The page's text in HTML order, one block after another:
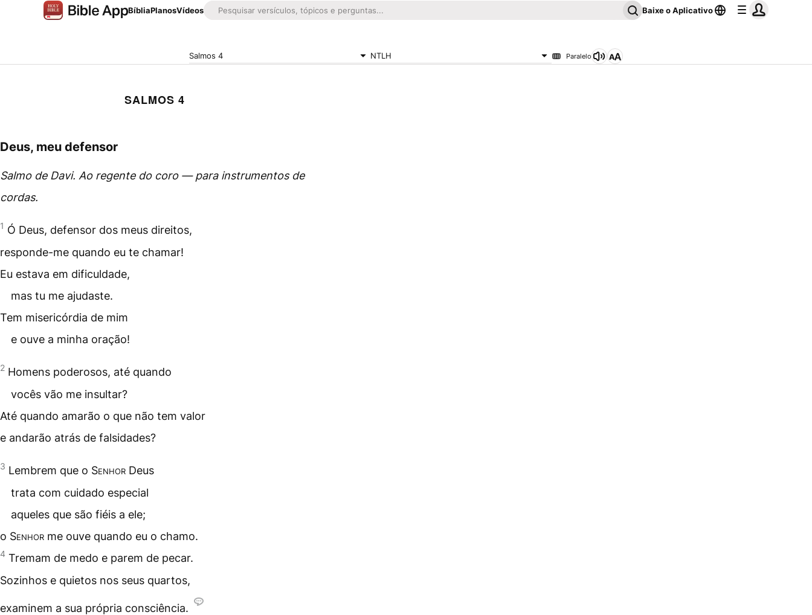
BíbliaPlanosVídeos Baixe o Aplicativo
Salmos 4 NTLH Paralelo
SALMOS 4
Deus, meu defensor
Salmo de Davi. Ao regente do coro — para instrumentos de
cordas.
1 Ó Deus, defensor dos meus direitos,
responde-me quando eu te chamar!
Eu estava em dificuldade,
mas tu me ajudaste.
Tem misericórdia de mim
e ouve a minha oração!
2 Homens poderosos, até quando
vocês vão me insultar?
Até quando amarão o que não tem valor
e andarão atrás de falsidades?
3 Lembrem que o Senhor Deus
trata com cuidado especial
aqueles que são fiéis a ele;
o Senhor me ouve quando eu o chamo.
4 Tremam de medo e parem de pecar.
Sozinhos e quietos nos seus quartos,
examinem a sua própria consciência.